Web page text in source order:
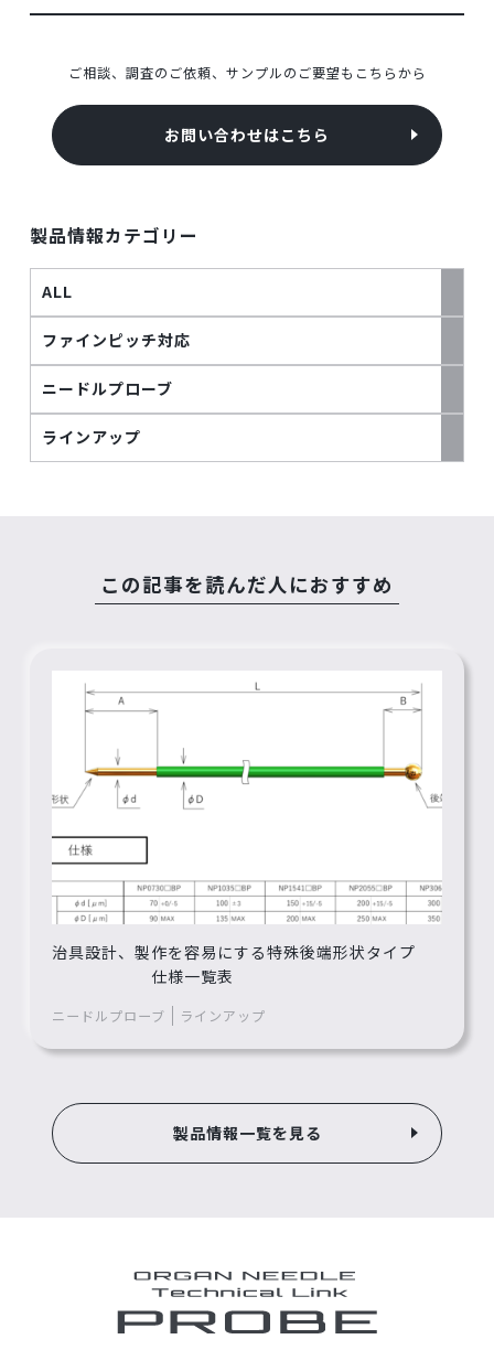
ご相談、調査のご依頼、サンプルのご要望もこちらから
お問い合わせはこちら
製品情報カテゴリー
ALL
ファインピッチ対応
ニードルプローブ
ラインアップ
この記事を読んだ人におすすめ
治具設計、製作を容易にする特殊後端形状タイプ
仕様一覧表
ニードルプローブ ラインアップ
製品情報一覧を見る